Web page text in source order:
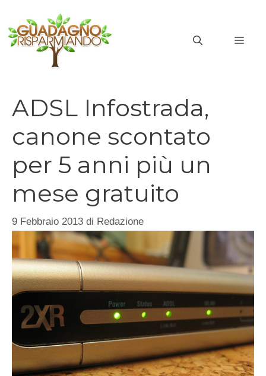
contenuto
ADSL Infostrada,
canone scontato
per 5 anni più un
mese gratuito
9 Febbraio 2013 di Redazione